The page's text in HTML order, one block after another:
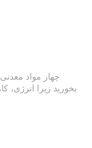
چهار مواد
بخورید زیرا